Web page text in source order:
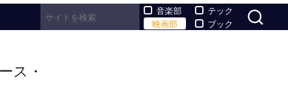
音楽部
映画部
テック
ブック
ス・